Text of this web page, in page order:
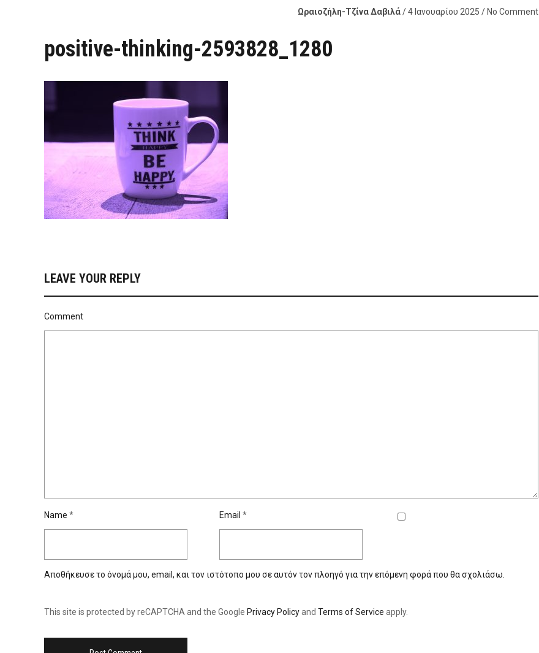
Ωραιοζήλη-Τζίνα Δαβιλά/ 4 Ιανουαρίου 2025 / No Comment
positive-thinking-2593828_1280
LEAVE YOUR REPLY
Comment
Name * Email *
Αποθήκευσε το όνομά μου, email, και τον ιστότοπο μου σε αυτόν τον πλοηγό για την επόμενη φορά που θα σχολιάσω.
This site is protected by reCAPTCHA and the Google Privacy Policyand Terms of Service apply.